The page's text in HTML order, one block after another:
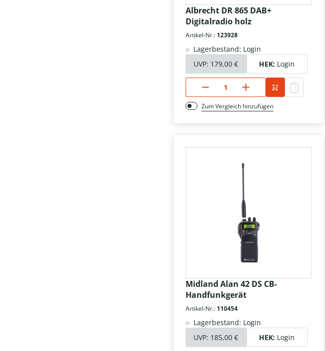
Albrecht DR 865 DAB+
Digitalradio holz
Artikel-Nr.: 123928
Lagerbestand: Login
UVP: 179,00 € HEK: Login
Zum Vergleich hinzufügen
Midland Alan 42 DS CB-
Handfunkgerät
Artikel-Nr.: 110454
Lagerbestand: Login
UVP: 185,00 € HEK: Login